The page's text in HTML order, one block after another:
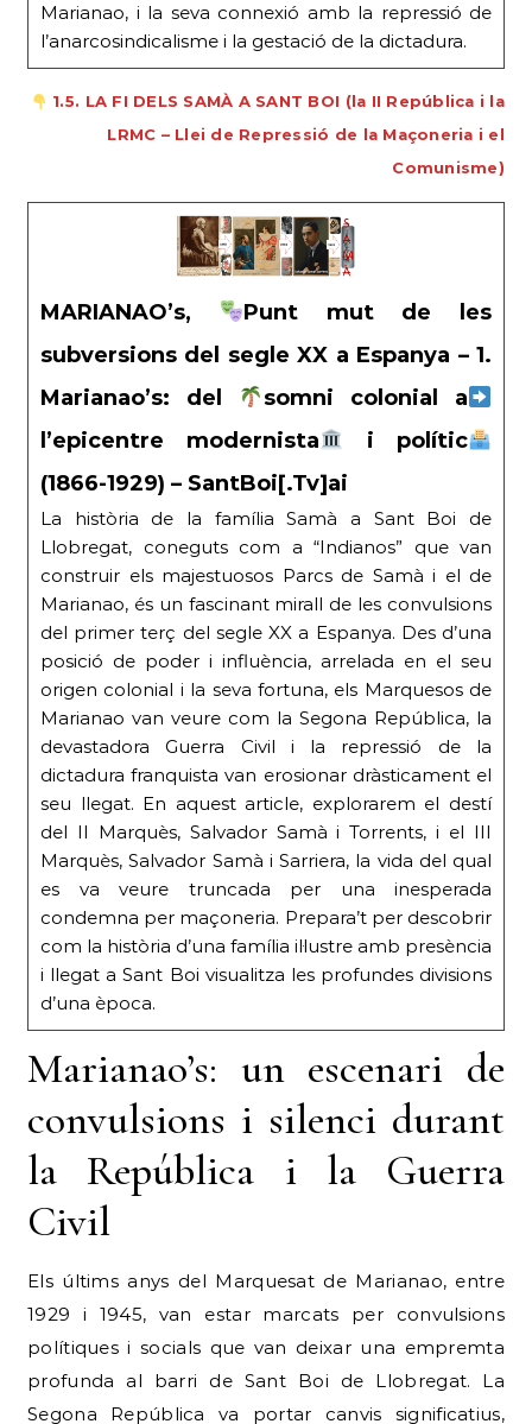
Marianao, i la seva connexió amb la repressió de
l’anarcosindicalisme i la gestació de la dictadura.
1.5. LA FI DELS SAMÀ A SANT BOI (la II República i la
LRMC – Llei de Repressió de la Maçoneria i el
Comunisme)
MARIANAO’s,
Punt mut de les
subversions del segle XX a Espanya – 1.
Marianao’s: del
somni colonial a
l’epicentre modernista
i polític
(1866-1929) – SantBoi[.Tv]ai
La història de la família Samà a Sant Boi de
Llobregat, coneguts com a “Indianos” que van
construir els majestuosos Parcs de Samà i el de
Marianao, és un fascinant mirall de les convulsions
del primer terç del segle XX a Espanya. Des d’una
posició de poder i influència, arrelada en el seu
origen colonial i la seva fortuna, els Marquesos de
Marianao van veure com la Segona República, la
devastadora Guerra Civil i la repressió de la
dictadura franquista van erosionar dràsticament el
seu llegat. En aquest article, explorarem el destí
del II Marquès, Salvador Samà i Torrents, i el III
Marquès, Salvador Samà i Sarriera, la vida del qual
es va veure truncada per una inesperada
condemna per maçoneria. Prepara’t per descobrir
com la història d’una família il·lustre amb presència
i llegat a Sant Boi visualitza les profundes divisions
d’una època.
Marianao’s: un escenari de
convulsions i silenci durant
la República i la Guerra
Civil
Els últims anys del Marquesat de Marianao, entre
1929 i 1945, van estar marcats per convulsions
polítiques i socials que van deixar una empremta
profunda al barri de Sant Boi de Llobregat. La
Segona República va portar canvis significatius,